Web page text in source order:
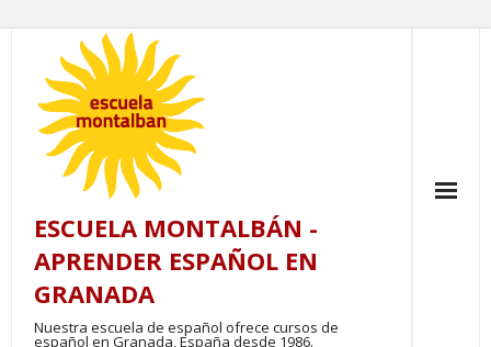
content
ESCUELA MONTALBÁN -
APRENDER ESPAÑOL EN
GRANADA
Nuestra escuela de español ofrece cursos de
español en Granada, España desde 1986.